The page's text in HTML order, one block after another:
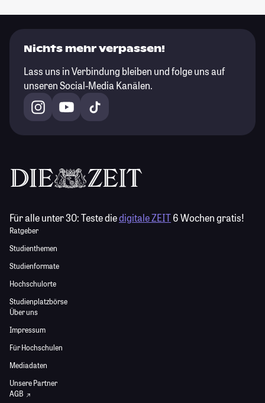
Nichts mehr verpassen!
Lass uns in Verbindung bleiben und folge uns auf
unseren Social-Media Kanälen.
Für alle unter 30:Teste diedigitale ZEIT6 Wochen gratis!
Ratgeber
Studienthemen
Studienformate
Hochschulorte
Studienplatzbörse
Über uns
Impressum
Für Hochschulen
Mediadaten
Unsere Partner
AGB